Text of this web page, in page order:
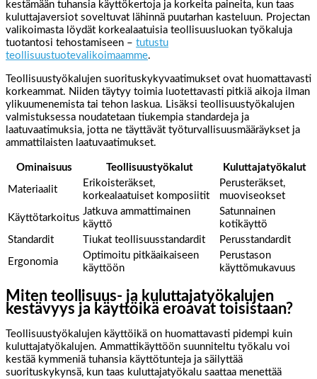
kestämään tuhansia käyttökertoja ja korkeita paineita, kun taas
kuluttajaversiot soveltuvat lähinnä puutarhan kasteluun. Projectan
valikoimasta löydät korkealaatuisia teollisuusluokan työkaluja
tuotantosi tehostamiseen – tutustu
teollisuustuotevalikoimaamme.
Teollisuustyökalujen suorituskykyvaatimukset ovat huomattavasti
korkeammat. Niiden täytyy toimia luotettavasti pitkiä aikoja ilman
ylikuumenemista tai tehon laskua. Lisäksi teollisuustyökalujen
valmistuksessa noudatetaan tiukempia standardeja ja
laatuvaatimuksia, jotta ne täyttävät työturvallisuusmääräykset ja
ammattilaisten laatuvaatimukset.
Ominaisuus Teollisuustyökalut Kuluttajatyökalut
Materiaalit
Erikoisteräkset,
korkealaatuiset komposiitit
Perusteräkset,
muoviseokset
Käyttötarkoitus
Jatkuva ammattimainen
käyttö
Satunnainen
kotikäyttö
Standardit
Tiukat teollisuusstandardit Perusstandardit
Ergonomia
Optimoitu pitkäaikaiseen
käyttöön
Perustason
käyttömukavuus
Miten teollisuus- ja kuluttajatyökalujen
kestävyys ja käyttöikä eroavat toisistaan?
Teollisuustyökalujen käyttöikä on huomattavasti pidempi kuin
kuluttajatyökalujen. Ammattikäyttöön suunniteltu työkalu voi
kestää kymmeniä tuhansia käyttötunteja ja säilyttää
suorituskykynsä, kun taas kuluttajatyökalu saattaa menettää